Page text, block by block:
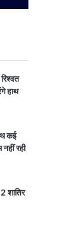
हाथ
कई
रही
शातिर